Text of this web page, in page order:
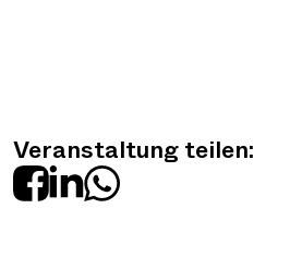
Veranstaltung teilen: